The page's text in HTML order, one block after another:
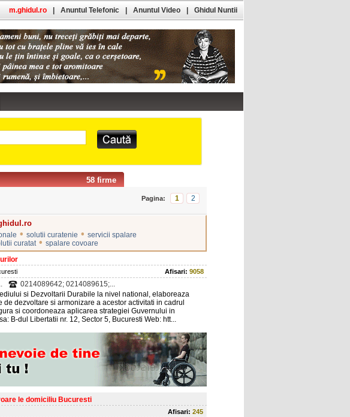
58 firme
Pagina: 1 2
• solutii curatenie • servicii spalare
curatat • spalare covoare
Afisari: 9058
0214089642; 0214089615;...
si Dezvoltarii Durabile la nivel national, elaboreaza
dezvoltare si armonizare a acestor activitati in cadrul
si coordoneaza aplicarea strategiei Guvernului in
B-dul Libertatii nr. 12, Sector 5, Bucuresti Web: htt...
le domiciliu Bucuresti
Afisari: 245
m.ghidul.ro Anuntul Telefonic Anuntul Video Ghidul Nuntii